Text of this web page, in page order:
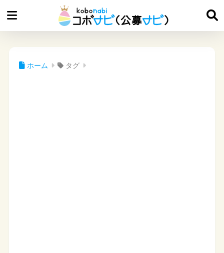
ホーム タグ